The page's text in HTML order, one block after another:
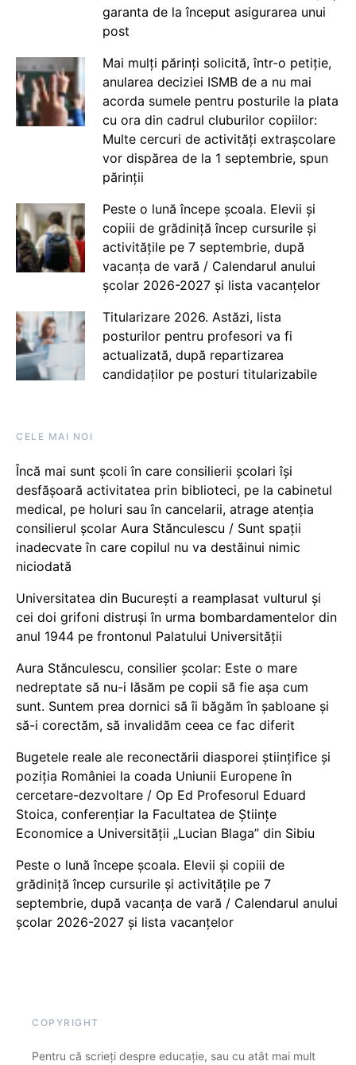
garanta de la început asigurarea unui
post
Mai mulți părinți solicită, într-o petiție,
anularea deciziei ISMB de a nu mai
acorda sumele pentru posturile la plata
cu ora din cadrul cluburilor copiilor:
Multe cercuri de activități extrașcolare
vor dispărea de la 1 septembrie, spun
părinții
Peste o lună începe școala. Elevii și
copiii de grădiniță încep cursurile și
activitățile pe 7 septembrie, după
vacanța de vară / Calendarul anului
școlar 2026-2027 și lista vacanțelor
Titularizare 2026. Astăzi, lista
posturilor pentru profesori va fi
actualizată, după repartizarea
candidaților pe posturi titularizabile
CELE MAI NOI
Încă mai sunt școli în care consilierii școlari își
desfășoară activitatea prin biblioteci, pe la cabinetul
medical, pe holuri sau în cancelarii, atrage atenția
consilierul școlar Aura Stănculescu / Sunt spații
inadecvate în care copilul nu va destăinui nimic
niciodată
Universitatea din București a reamplasat vulturul și
cei doi grifoni distruși în urma bombardamentelor din
anul 1944 pe frontonul Palatului Universității
Aura Stănculescu, consilier școlar: Este o mare
nedreptate să nu-i lăsăm pe copii să fie așa cum
sunt. Suntem prea dornici să îi băgăm în șabloane și
să-i corectăm, să invalidăm ceea ce fac diferit
Bugetele reale ale reconectării diasporei științifice și
poziția României la coada Uniunii Europene în
cercetare-dezvoltare / Op Ed Profesorul Eduard
Stoica, conferențiar la Facultatea de Științe
Economice a Universității „Lucian Blaga” din Sibiu
Peste o lună începe școala. Elevii și copiii de
grădiniță încep cursurile și activitățile pe 7
septembrie, după vacanța de vară / Calendarul anului
școlar 2026-2027 și lista vacanțelor
COPYRIGHT
Pentru că scrieți despre educație, sau cu atât mai mult